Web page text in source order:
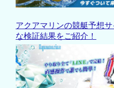
アクアマリンの競艇予想
な検証結果をご紹介！